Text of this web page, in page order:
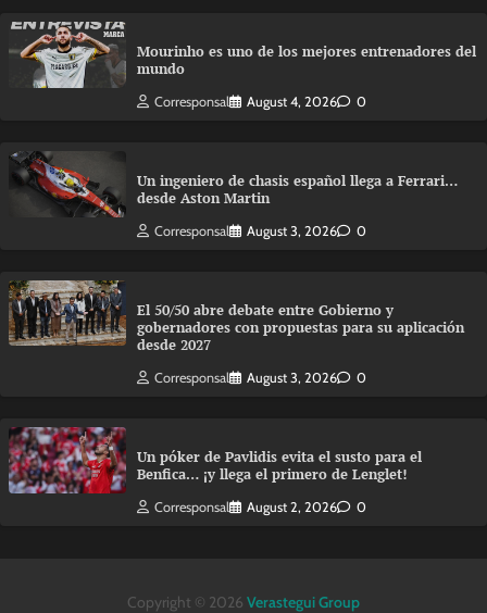
Mourinho es uno de los mejores entrenadores del
mundo
Corresponsal August 4, 2026 0
Un ingeniero de chasis español llega a Ferrari…
desde Aston Martin
Corresponsal August 3, 2026 0
El 50/50 abre debate entre Gobierno y
gobernadores con propuestas para su aplicación
desde 2027
Corresponsal August 3, 2026 0
Un póker de Pavlidis evita el susto para el
Benfica… ¡y llega el primero de Lenglet!
Corresponsal August 2, 2026 0
Copyright © 2026 Verastegui Group